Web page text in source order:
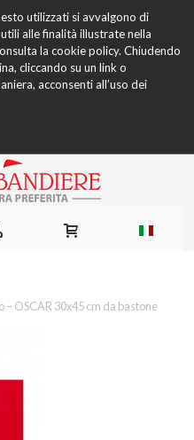
utilizzati si avvalgono di
alle finalità illustrate nella
la cookie policy. Chiudendo
cliccando su un link o
acconsenti all’uso dei
OSCAR 30x45 cm da bastone